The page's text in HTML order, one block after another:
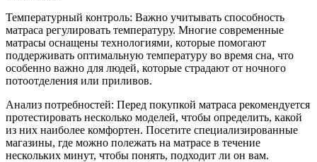
Температурный контроль: Важно учитывать способность
матраса регулировать температуру. Многие современные
матрасы оснащены технологиями, которые помогают
поддерживать оптимальную температуру во время сна, что
особенно важно для людей, которые страдают от ночного
потоотделения или приливов.
Анализ потребностей: Перед покупкой матраса рекомендуется
протестировать несколько моделей, чтобы определить, какой
из них наиболее комфортен. Посетите специализированные
магазины, где можно полежать на матрасе в течение
нескольких минут, чтобы понять, подходит ли он вам.